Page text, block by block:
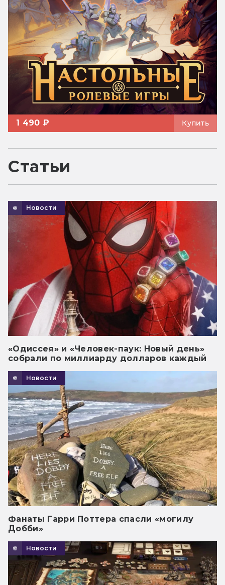
1 490 ₽ Купить
Статьи
Новости
«Одиссея» и «Человек-паук: Новый день»
собрали по миллиарду долларов каждый
Новости
Фанаты Гарри Поттера спасли «могилу
Добби»
Новости